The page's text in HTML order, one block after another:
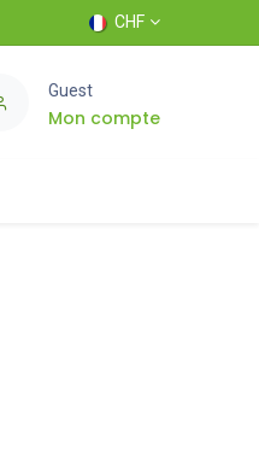
CHF
Guest
Mon compte